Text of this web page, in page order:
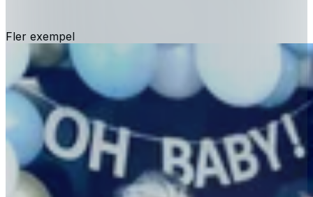
Fler exempel